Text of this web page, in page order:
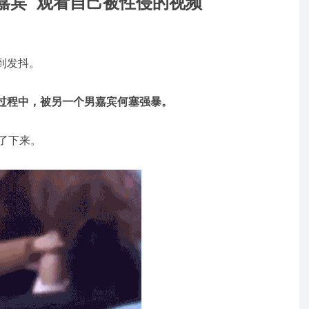
抖。
中，被另一个男嘉宾何塞强暴。
下来。